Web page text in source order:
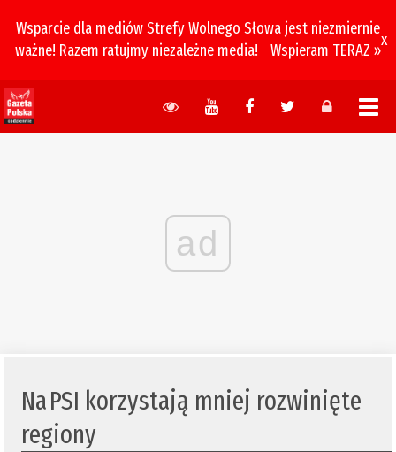
Wsparcie dla mediów Strefy Wolnego Słowa jest niezmiernie
ważne! Razem ratujmy niezależne media!
Wspieram TERAZ »
x
ad
​Na PSI korzystają mniej rozwinięte
regiony